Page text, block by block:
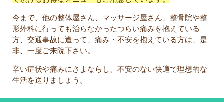
今まで、他の整体屋さん、マッサージ屋さん、整骨院や整
形外科に行っても治らなかったつらい痛みを抱えている
方、交通事故に遭って、痛み・不安を抱えている方は、是
非、一度ご来院下さい。
辛い症状や痛みにさよならし、不安のない快適で理想的な
生活を送りましょう。